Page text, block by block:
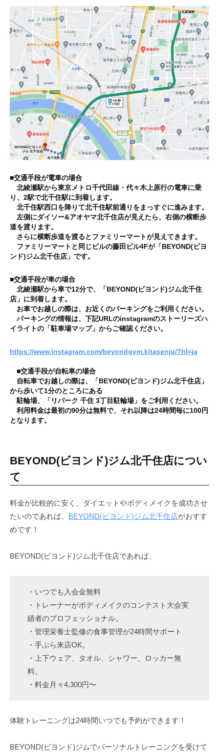
痩
せ
や
す
く
リ
バ
ウ
ド
し
難
い
想
的
を
に
れ
こ
が
き
。
■交通手段が電車の場合
北綾瀬駅から東京メトロ千代田線・代々木上原行の電車に乗
り、2駅で北千住駅に到着します。
北千住駅西口を降りて北千住駅前通りをまっすぐに進みます。
左側にダイソー&アオヤマ北千住店が見えたら、右側の横断歩
道を渡ります。
さらに横断歩道を渡るとファミリーマートが見えてきます。
ファミリーマートと同じビルの藤田ビル4Fが「BEYOND(ビヨ
ンド)ジム北千住店」です。
■交通手段が車の場合
北綾瀬駅から車で12分で、「BEYOND(ビヨンド)ジム北千住
店」に到着します。
お車でお越しの際は、お近くのパーキングをご利用ください。
パーキングの情報は、下記URLのinstagramのストーリーズハ
イライトの「駐車場マップ」からご確認ください。
https://www.instagram.com/beyondgym.kitasenju/?hl=ja
■交通手段が自転車の場合
自転車でお越しの際は、「BEYOND(ビヨンド)ジム北千住店」
から歩いて1分のところにある
駐輪場、「リパーク 千住 3丁目駐輪場」をご利用ください。
利用料金は最初の90分は無料で、それ以降は24時間毎に100円
となります。
BEYOND(ビヨンド)ジム北千住店につい
て
料金が比較的に安く、ダイエットやボディメイクを成功させ
たいのであれば、 BEYOND(ビヨンド)ジム北千住店がおすす
めです！
BEYOND(ビヨンド)ジム北千住店であれば、
・いつでも入会金無料
・トレーナーがボディメイクのコンテスト大会実
績者のプロフェッショナル。
・管理栄養士監修の食事管理が24時間サポート
・手ぶら来店OK。
・上下ウェア、タオル、シャワー、ロッカー無
料。
・料金月々4,300円〜
体験トレーニングは24時間いつでも予約ができます！
BEYOND(ビヨンド)ジムでパーソナルトレーニングを受けて